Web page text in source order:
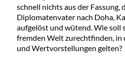
schnell nichts aus der Fassung,
Diplomatenvater nach Doha,
aufgelöst und wütend. Wie soll
fremden Welt zurechtfinden, in
und Wertvorstellungen gelten?